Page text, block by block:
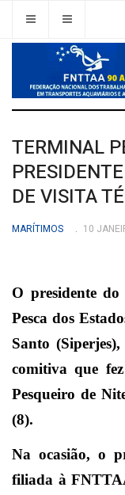
TERMINAL
DE VISITA
MARÍTIMOS 10
O presidente
Pesca dos
Santo
comitiva que
Pesqueiro de
(8).
Na ocasião, o
filiada à